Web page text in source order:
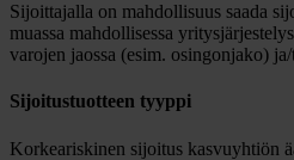
Sijoittajalla on mahdollisuus saada
muassa mahdollisessa
varojen jaossa (esim. osingonjako)
Sijoitustuotteen tyyppi
Korkeariskinen sijoitus kasvuyhtiön